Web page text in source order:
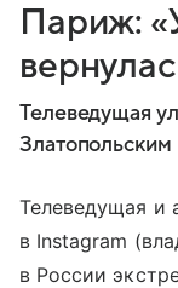
Париж:
Телеведущая
Златопольским
Телеведущая и
в Instagram
в России